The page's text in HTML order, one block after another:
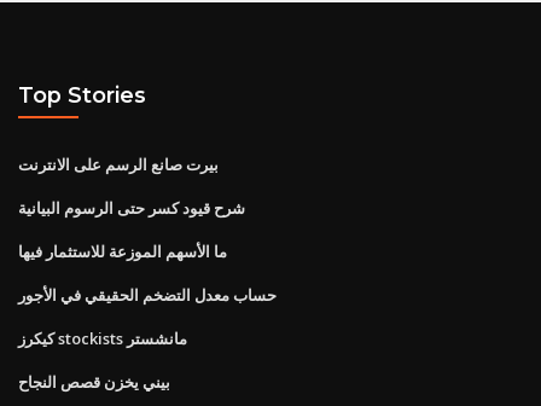
Top Stories
بيرت صانع الرسم على الانترنت
شرح قيود كسر حتى الرسوم البيانية
ما الأسهم الموزعة للاستثمار فيها
حساب معدل التضخم الحقيقي في الأجور
كيكرز stockists مانشستر
بيني يخزن قصص النجاح